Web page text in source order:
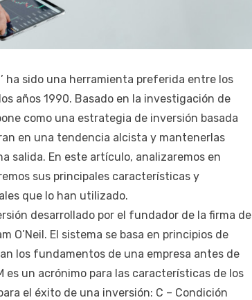
ha sido una herramienta preferida entre los
años 1990. Basado en la investigación de
como una estrategia de inversión basada
en una tendencia alcista y mantenerlas
salida. En este artículo, analizaremos en
sus principales características y
que lo han utilizado.
desarrollado por el fundador de la firma de
O’Neil. El sistema se basa en principios de
los fundamentos de una empresa antes de
es un acrónimo para las características de los
el éxito de una inversión: C – Condición